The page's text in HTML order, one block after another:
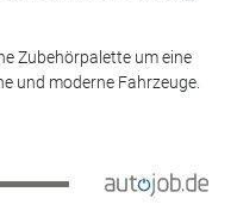
Zubehörpalette um eine
und moderne Fahrzeuge.